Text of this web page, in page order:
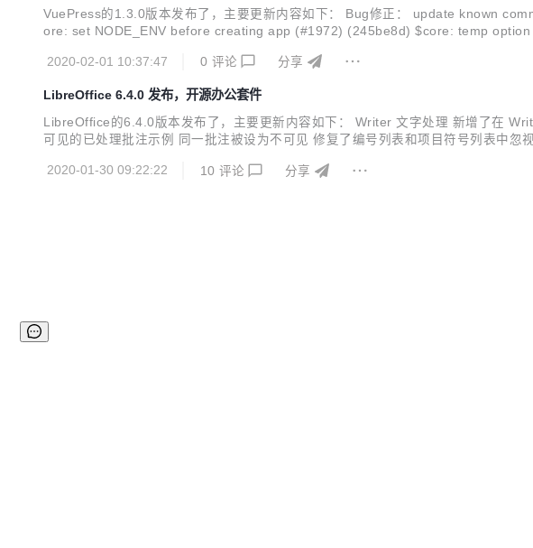
VuePress的1.3.0版本发布了，主要更新内容如下： Bug修正： update known
ore: set NODE_ENV before creating app (#1972) (245be8d) $core: temp
2020-02-01 10:37:47 0 评论 分享
LibreOffice 6.4.0 发布，开源办公套件
LibreOffice的6.4.0版本发布了，主要更新内容如下： Writer 文字处理 新增了在
可见的已处理批注示例 同一批注被设为不可见 修复了编号列表和项目符号列表中
2020-01-30 09:22:22
10 评论 分享